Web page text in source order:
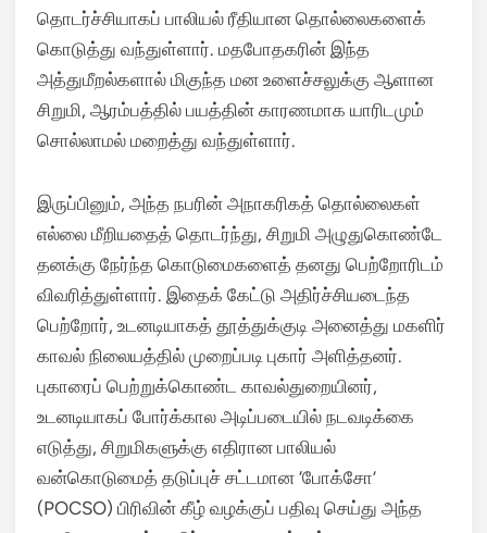
தொடர்ச்சியாகப் பாலியல் ரீதியான தொல்லைகளைக்
கொடுத்து வந்துள்ளார். மதபோதகரின் இந்த
அத்துமீறல்களால் மிகுந்த மன உளைச்சலுக்கு ஆளான
சிறுமி, ஆரம்பத்தில் பயத்தின் காரணமாக யாரிடமும்
சொல்லாமல் மறைத்து வந்துள்ளார்.
இருப்பினும், அந்த நபரின் அநாகரிகத் தொல்லைகள்
எல்லை மீறியதைத் தொடர்ந்து, சிறுமி அழுதுகொண்டே
தனக்கு நேர்ந்த கொடுமைகளைத் தனது பெற்றோரிடம்
விவரித்துள்ளார். இதைக் கேட்டு அதிர்ச்சியடைந்த
பெற்றோர், உடனடியாகத் தூத்துக்குடி அனைத்து மகளிர்
காவல் நிலையத்தில் முறைப்படி புகார் அளித்தனர்.
புகாரைப் பெற்றுக்கொண்ட காவல்துறையினர்,
உடனடியாகப் போர்க்கால அடிப்படையில் நடவடிக்கை
எடுத்து, சிறுமிகளுக்கு எதிரான பாலியல்
வன்கொடுமைத் தடுப்புச் சட்டமான ‘போக்சோ’
(POCSO) பிரிவின் கீழ் வழக்குப் பதிவு செய்து அந்த